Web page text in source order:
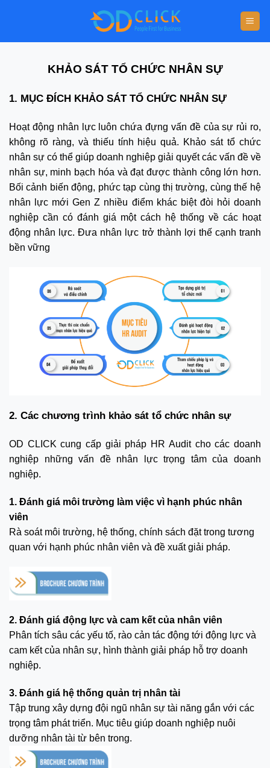
KHẢO SÁT TỔ CHỨC NHÂN SỰ
1. MỤC ĐÍCH KHẢO SÁT TỔ CHỨC NHÂN SỰ
Hoạt động nhân lực luôn chứa đựng vấn đề của sự rủi ro,
không rõ ràng, và thiếu tính hiệu quả. Khảo sát tổ chức
nhân sự có thể giúp doanh nghiệp giải quyết các vấn đề về
nhân sự, minh bạch hóa và đạt được thành công lớn hơn.
Bối cảnh biến động, phức tạp cùng thị trường, cùng thế hệ
nhân lực mới Gen Z nhiều điểm khác biệt đòi hỏi doanh
nghiệp cần có đánh giá một cách hệ thống về các hoạt
động nhân lực. Đưa nhân lực trở thành lợi thế cạnh tranh
bền vững
2. Các chương trình khảo sát tổ chức nhân sự
OD CLICK cung cấp giải pháp HR Audit cho các doanh
nghiệp những vấn đề nhân lực trọng tâm của doanh
nghiệp.
1. Đánh giá môi trường làm việc vì hạnh phúc nhân
viên
Rà soát môi trường, hệ thống, chính sách đặt trong tương
quan với hạnh phúc nhân viên và đề xuất giải pháp.
2. Đánh giá động lực và cam kết của nhân viên
Phân tích sâu các yếu tố, rào cản tác động tới động lực và
cam kết của nhân sự, hình thành giải pháp hỗ trợ doanh
nghiệp.
3. Đánh giá hệ thống quản trị nhân tài
Tập trung xây dựng đội ngũ nhân sự tài năng gắn với các
trọng tâm phát triển. Mục tiêu giúp doanh nghiệp nuôi
dưỡng nhân tài từ bên trong.